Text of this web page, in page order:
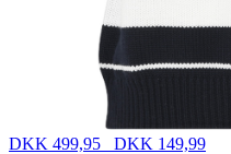
DKK 499,95 DKK 149,99